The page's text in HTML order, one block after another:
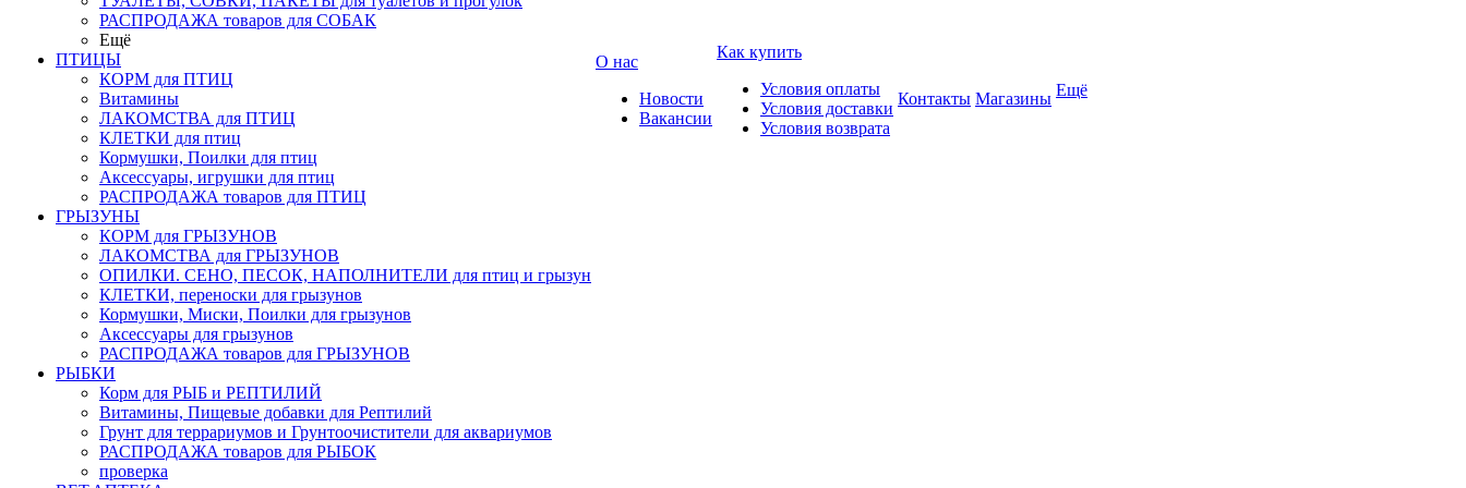
РАСПРОДАЖА товаров для СОБАК
Ещё
ПТИЦЫ
КОРМ для ПТИЦ
Витамины
ЛАКОМСТВА для ПТИЦ
КЛЕТКИ для птиц
Кормушки, Поилки для птиц
Аксессуары, игрушки для птиц
РАСПРОДАЖА товаров для ПТИЦ
ГРЫЗУНЫ
КОРМ для ГРЫЗУНОВ
ЛАКОМСТВА для ГРЫЗУНОВ
ОПИЛКИ. СЕНО, ПЕСОК, НАПОЛНИТЕЛИ для птиц и грызун
КЛЕТКИ, переноски для грызунов
Кормушки, Миски, Поилки для грызунов
Аксессуары для грызунов
РАСПРОДАЖА товаров для ГРЫЗУНОВ
РЫБКИ
Корм для РЫБ и РЕПТИЛИЙ
Витамины, Пищевые добавки для Рептилий
Грунт для террариумов и Грунтоочистители для аквариумов
РАСПРОДАЖА товаров для РЫБОК
проверка
О нас
Новости
Вакансии
Как купить
Условия оплаты
Условия доставки
Условия возврата
Контакты Магазины Ещё